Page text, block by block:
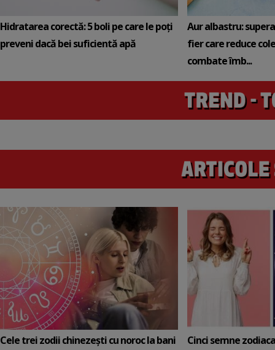
Hidratarea corectă: 5 boli pe care le poți
preveni dacă bei suficientă apă
Aur albastru:
fier care reduce
combate îmb...
Cele trei zodii chinezești cu noroc la bani
Cinci semne